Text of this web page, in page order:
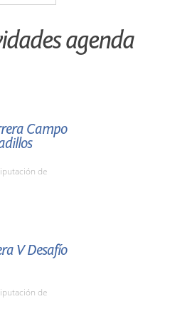
agenda
Campo
de
V Desafío
de